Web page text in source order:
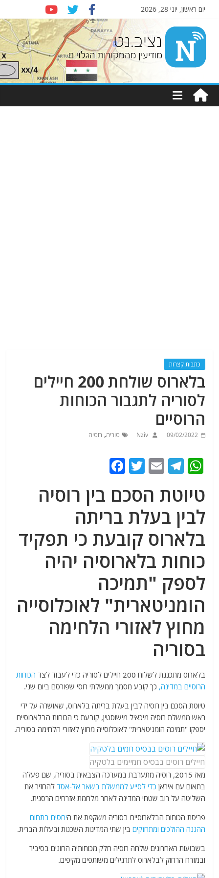
יום ראשון, יוני 28, 2026
Nziv.net
מודיעין
מהמקורות
כתבות קצרות
בלארוס שולחת 200 חיילים
לסוריה לתגבור הכוחות
הרוסיים
09/02/2022
Nziv סוריה, רוסיה
W
at
s
A
p
p
T
e
g
ra
m
E
ai
l
T
itt
er
c
e
b
o
o
k
טיוטת הסכם בין רוסיה
לבין בעלת בריתה
בלארוס קובעת כי תפקיד
כוחות בלארוסיה יהיה
לספק "תמיכה
הומניטארית" לאוכלוסייה
מחוץ לאזורי הלחימה
בסוריה
בלארוס מתכננת לשלוח 200 חיילים לסוריה כדי לעבוד לצד
הכוחות
הרוסיים במדינה, כך קובע מסמך ממשלתי רוסי שפורסם ביום שני.
טיוטת הסכם בין רוסיה לבין בעלת בריתה בלארוס, שאושרה על ידי
ראש ממשלת רוסיה מיכאיל מישוסטין, קובעת כי הכוחות הבלארוסיים
יספקו "תמיכה הומניטארית" לאוכלוסייה מחוץ לאזורי הלחימה בסוריה.
חיילים רוסים בבסיס חמיימים בלטקיה
מאז 2015, רוסיה מתערבת במערכה הצבאית בסוריה, שם פעלה
בתאום עם איראן כדי לסייע לממשלת בשאר אל-אסד להחזיר את
השליטה על רוב שטחי המדינה לאחר מלחמת אזרחים הרסנית.
פריסת הכוחות הבלארוסיים בסוריה משקפת את היחסים בתחום
ההגנה ההולכים ומתחזקים בין שתי המדינות השכנות ובעלות הברית.
בשבועות האחרונים שלחה רוסיה חלק מכוחותיה החונים בסיביר
ובמזרח הרחוק לבלארוס לתרגילים משותפים מקיפים.